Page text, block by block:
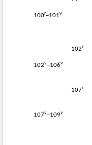
100r−101v
102r
102v−106v
107r
107v−109v